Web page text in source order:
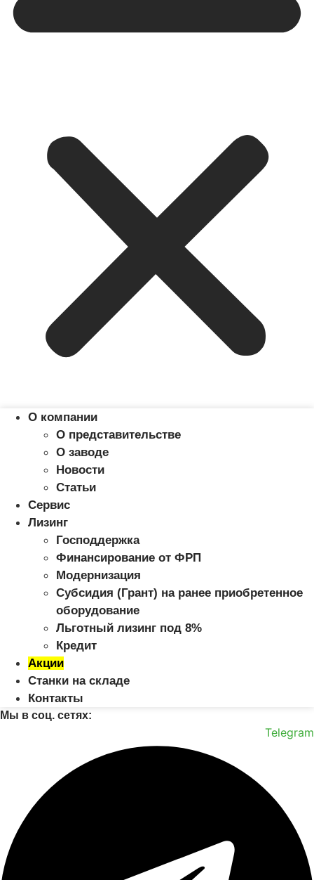
О компании
О представительстве
О заводе
Новости
Статьи
Сервис
Лизинг
Господдержка
Финансирование от ФРП
Модернизация
Субсидия (Грант) на ранее приобретенное
оборудование
Льготный лизинг под 8%
Кредит
Акции
Станки на складе
Контакты
Мы в соц. сетях:
Telegram